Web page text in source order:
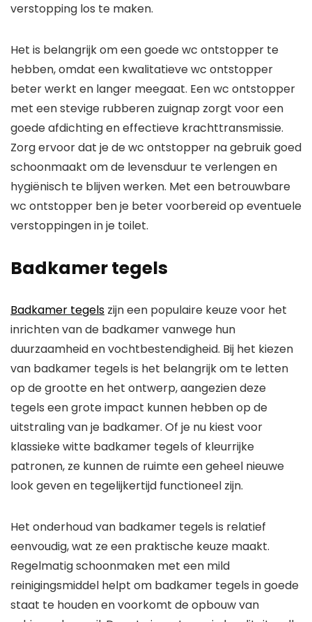
verstopping los te maken.
Het is belangrijk om een goede wc ontstopper te
hebben, omdat een kwalitatieve wc ontstopper
beter werkt en langer meegaat. Een wc ontstopper
met een stevige rubberen zuignap zorgt voor een
goede afdichting en effectieve krachttransmissie.
Zorg ervoor dat je de wc ontstopper na gebruik goed
schoonmaakt om de levensduur te verlengen en
hygiënisch te blijven werken. Met een betrouwbare
wc ontstopper ben je beter voorbereid op eventuele
verstoppingen in je toilet.
Badkamer tegels
Badkamer tegels zijn een populaire keuze voor het
inrichten van de badkamer vanwege hun
duurzaamheid en vochtbestendigheid. Bij het kiezen
van badkamer tegels is het belangrijk om te letten
op de grootte en het ontwerp, aangezien deze
tegels een grote impact kunnen hebben op de
uitstraling van je badkamer. Of je nu kiest voor
klassieke witte badkamer tegels of kleurrijke
patronen, ze kunnen de ruimte een geheel nieuwe
look geven en tegelijkertijd functioneel zijn.
Het onderhoud van badkamer tegels is relatief
eenvoudig, wat ze een praktische keuze maakt.
Regelmatig schoonmaken met een mild
reinigingsmiddel helpt om badkamer tegels in goede
staat te houden en voorkomt de opbouw van